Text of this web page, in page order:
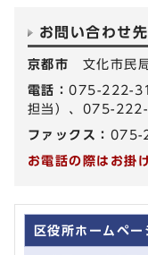
お問い合わせ先
京都市 文化市民
電話：075-222-
担当）、075-222-
ファックス： 075-
お電話の際はお掛
区役所ホームペー